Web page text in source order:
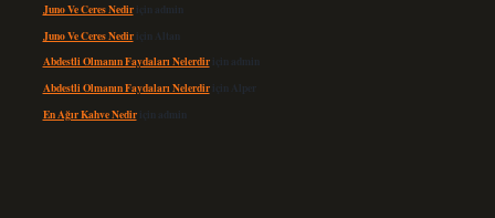
Juno Ve Ceres Nediriçin admin
Juno Ve Ceres Nediriçin Altan
Abdestli Olmanın Faydaları Nelerdiriçin admin
Abdestli Olmanın Faydaları Nelerdiriçin Alper
En Ağır Kahve Nediriçin admin